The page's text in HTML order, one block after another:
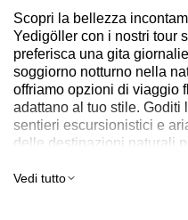
Scopri la bellezza
Yedigöller con i nostri tour
preferisca una gita
soggiorno notturno nella
offriamo opzioni di viaggio
adattano al tuo stile. Goditi
sentieri escursionistici e
delle destinazioni naturali
dalla frenetica vita cittadina.
Vedi tutto